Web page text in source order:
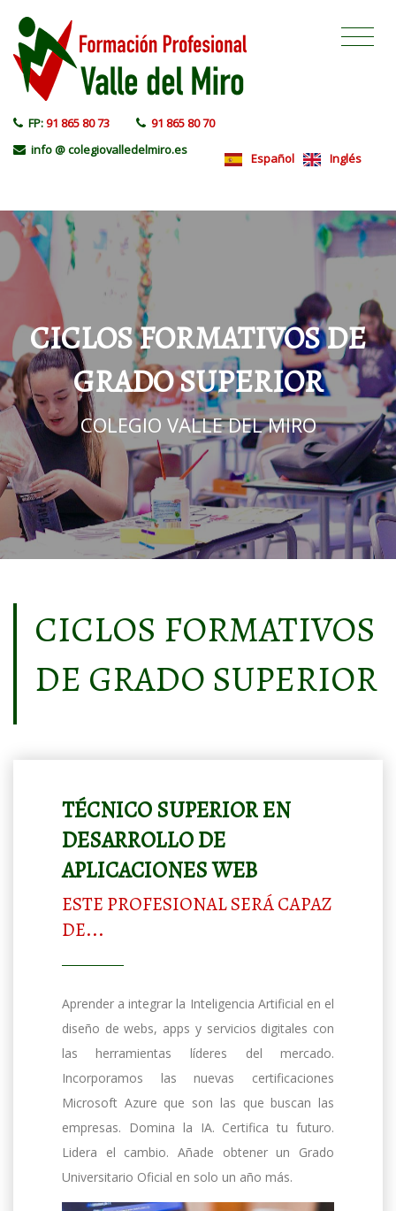
FP:91 865 80 73
91 865 80 70
info @ colegiovalledelmiro.es
Español Inglés
CICLOS FORMATIVOS DE
GRADO SUPERIOR
COLEGIO VALLE DEL MIRO
CICLOS FORMATIVOS
DE GRADO SUPERIOR
TÉCNICO SUPERIOR EN
DESARROLLO DE
APLICACIONES WEB
ESTE PROFESIONAL SERÁ CAPAZ
DE...
Aprender a integrar la Inteligencia Artificial en el
diseño de webs, apps y servicios digitales con
las herramientas líderes del mercado.
Incorporamos las nuevas certificaciones
Microsoft Azure que son las que buscan las
empresas. Domina la IA. Certifica tu futuro.
Lidera el cambio. Añade obtener un Grado
Universitario Oficial en solo un año más.